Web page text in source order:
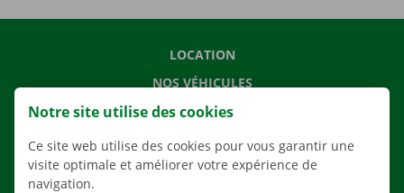
LOCATION
NOS VÉHICULES
NOS SERVICES
AGENCES
APPLI
Notre site utilise des cookies
Ce site web utilise des cookies pour vous garantir une
visite optimale et améliorer votre expérience de
navigation.